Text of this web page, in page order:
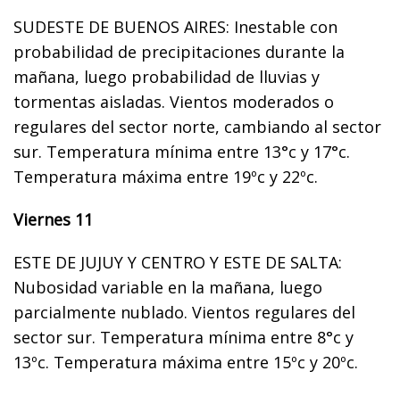
SUDESTE DE BUENOS AIRES: Inestable con
probabilidad de precipitaciones durante la
mañana, luego probabilidad de lluvias y
tormentas aisladas. Vientos moderados o
regulares del sector norte, cambiando al sector
sur. Temperatura mínima entre 13°c y 17°c.
Temperatura máxima entre 19ºc y 22ºc.
Viernes 11
ESTE DE JUJUY Y CENTRO Y ESTE DE SALTA:
Nubosidad variable en la mañana, luego
parcialmente nublado. Vientos regulares del
sector sur. Temperatura mínima entre 8°c y
13ºc. Temperatura máxima entre 15ºc y 20ºc.